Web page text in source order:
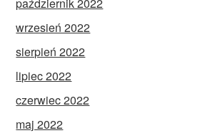
wrzesień 2022
sierpień 2022
lipiec 2022
czerwiec 2022
maj 2022